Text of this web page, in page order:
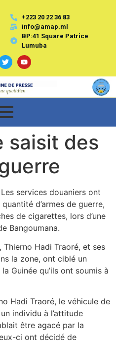
+223 20 22 36 83
info@amap.ml
BP:41 Square Patrice
Lumuba
saisit des
Les services douaniers ont
d’armes de guerre,
de cigarettes, lors d’une
Bangoumana.
Hadi Traoré, et ses
la zone, ont ciblé un
Guinée qu’ils ont soumis à
Hadi Traoré, le véhicule de
individu à l’attitude
être agacé par la
ci ont décidé de